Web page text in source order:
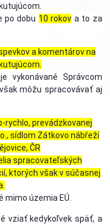
po dobu 10 rokov a to za
a komentárov na
vykonávané Správcom
môžu spracovávať aj
rychlo, prevádzkovanej
sídlom Zátkovo nábřeží
ČR
spracovateľských
ktorých však v súčasnej
mimo územia EÚ.
vziať kedykoľvek späť, a